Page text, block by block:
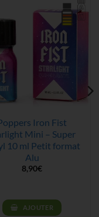
Iron Fist
Mini – Super
10 ml Petit format
Alu
8,90€
AJOUTER